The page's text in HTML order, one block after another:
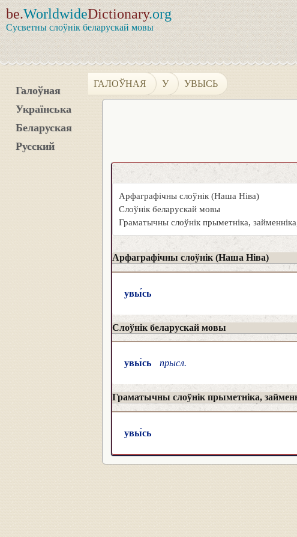
be.WorldwideDictionary.org
Сусветны слоўнік беларускай мовы
Галоўная
Українська
Беларуская
Русский
ГАЛОЎНАЯ У УВЫСЬ
Арфаграфічны слоўнік (Наша Ніва)
Слоўнік беларускай мовы
Граматычны слоўнік прыметніка,
Арфаграфічны слоўнік (Наша Ніва)
увы́сь
Слоўнік беларускай мовы
увы́сь прысл.
Граматычны слоўнік прыметніка,
увы́сь